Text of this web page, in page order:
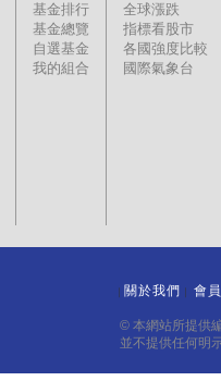
基金排行
基金總覽
自選基金
我的組合
全球漲跌
指標看股市
各國強度比較
國際氣象台
關於我們 會
© 本網站所提供
並不提供任何明